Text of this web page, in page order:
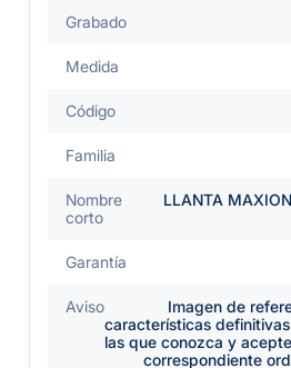
Grabado
Medida
Código
Familia
Nombre
corto
LLANTA
Garantía
Aviso
Imagen de
características
las que conozca y
correspondiente